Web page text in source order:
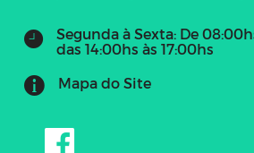
Segunda à Sexta: De
das 14:00hs às 17:00hs
Mapa do Site